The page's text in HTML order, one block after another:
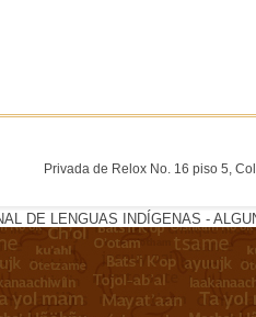
Privada de Relox No. 16 piso 5,
DE LENGUAS INDÍGENAS -